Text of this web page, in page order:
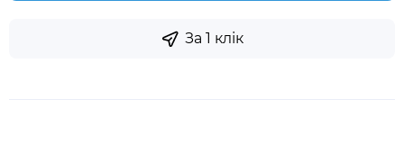
За 1 клік